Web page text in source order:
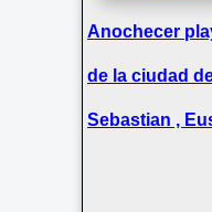
Anochecer
de la ciudad
Sebastian ,